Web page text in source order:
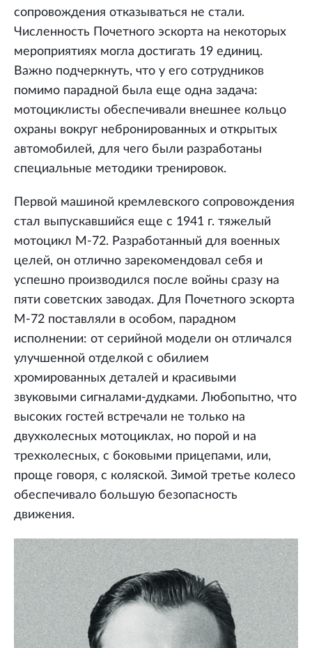
сопровождения отказываться не стали.
Численность Почетного эскорта на некоторых
мероприятиях могла достигать 19 единиц.
Важно подчеркнуть, что у его сотрудников
помимо парадной была еще одна задача:
мотоциклисты обеспечивали внешнее кольцо
охраны вокруг небронированных и открытых
автомобилей, для чего были разработаны
специальные методики тренировок.
Первой машиной кремлевского сопровождения
стал выпускавшийся еще с 1941 г. тяжелый
мотоцикл М-72. Разработанный для военных
целей, он отлично зарекомендовал себя и
успешно производился после войны сразу на
пяти советских заводах. Для Почетного эскорта
М-72 поставляли в особом, парадном
исполнении: от серийной модели он отличался
улучшенной отделкой с обилием
хромированных деталей и красивыми
звуковыми сигналами-дудками. Любопытно, что
высоких гостей встречали не только на
двухколесных мотоциклах, но порой и на
трехколесных, с боковыми прицепами, или,
проще говоря, с коляской. Зимой третье колесо
обеспечивало большую безопасность
движения.